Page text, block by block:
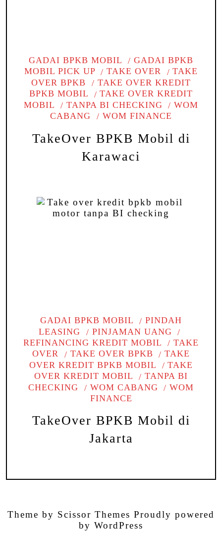
GADAI BPKB MOBIL
GADAI BPKB
MOBIL PICK UP
TAKE OVER
TAKE
OVER BPKB
TAKE OVER KREDIT
BPKB MOBIL
TAKE OVER KREDIT
MOBIL
TANPA BI CHECKING
WOM
CABANG
WOM FINANCE
TakeOver BPKB Mobil di
Karawaci
GADAI BPKB MOBIL
PINDAH
LEASING
PINJAMAN UANG
REFINANCING KREDIT MOBIL
TAKE
OVER
TAKE OVER BPKB
TAKE
OVER KREDIT BPKB MOBIL
TAKE
OVER KREDIT MOBIL
TANPA BI
CHECKING
WOM CABANG
WOM
FINANCE
TakeOver BPKB Mobil di
Jakarta
Theme by Scissor Themes Proudly powered
by WordPress